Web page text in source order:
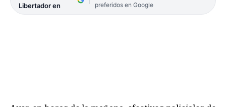
Libertador en
preferidos en Google